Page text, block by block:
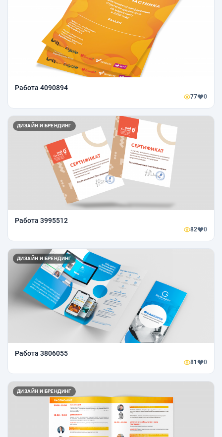
Работа 4090894
77 0
ДИЗАЙН И БРЕНДИНГ
Работа 3995512
82 0
ДИЗАЙН И БРЕНДИНГ
Работа 3806055
81 0
ДИЗАЙН И БРЕНДИНГ